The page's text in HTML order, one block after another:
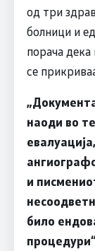
од три
болници и
порача
се
наоди во
и
било